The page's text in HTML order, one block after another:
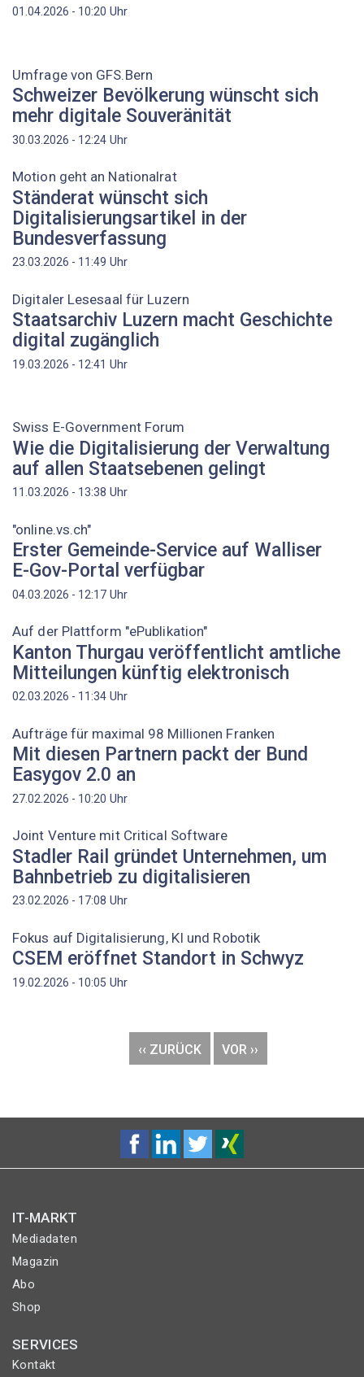
01.04.2026 - 10:20 Uhr
Umfrage von GFS.Bern
Schweizer Bevölkerung wünscht sich
mehr digitale Souveränität
30.03.2026 - 12:24 Uhr
Motion geht an Nationalrat
Ständerat wünscht sich
Digitalisierungsartikel in der
Bundesverfassung
23.03.2026 - 11:49 Uhr
Digitaler Lesesaal für Luzern
Staatsarchiv Luzern macht Geschichte
digital zugänglich
19.03.2026 - 12:41 Uhr
Swiss E-Government Forum
Wie die Digitalisierung der Verwaltung
auf allen Staatsebenen gelingt
11.03.2026 - 13:38 Uhr
"online.vs.ch"
Erster Gemeinde-Service auf Walliser
E-Gov-Portal verfügbar
04.03.2026 - 12:17 Uhr
Auf der Plattform "ePublikation"
Kanton Thurgau veröffentlicht amtliche
Mitteilungen künftig elektronisch
02.03.2026 - 11:34 Uhr
Aufträge für maximal 98 Millionen Franken
Mit diesen Partnern packt der Bund
Easygov 2.0 an
27.02.2026 - 10:20 Uhr
Joint Venture mit Critical Software
Stadler Rail gründet Unternehmen, um
Bahnbetrieb zu digitalisieren
23.02.2026 - 17:08 Uhr
Fokus auf Digitalisierung, KI und Robotik
CSEM eröffnet Standort in Schwyz
19.02.2026 - 10:05 Uhr
VORHERIGE
SEITE
‹‹ ZURÜCK
NÄCHSTE
SEITE
VOR ››
IT-MARKT
Mediadaten
Magazin
Abo
Shop
SERVICES
Kontakt